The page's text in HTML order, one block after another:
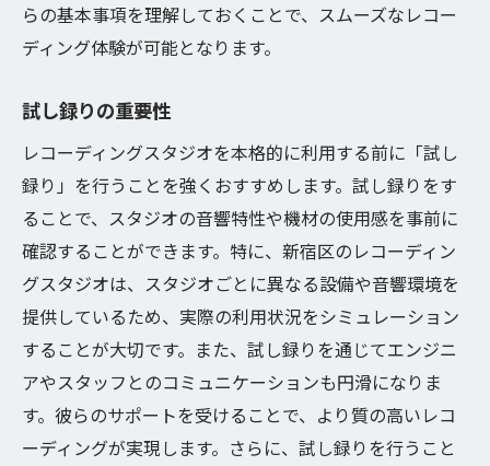
らの基本事項を理解しておくことで、スムーズなレコー
ディング体験が可能となります。
試し録りの重要性
レコーディングスタジオを本格的に利用する前に「試し
録り」を行うことを強くおすすめします。試し録りをす
ることで、スタジオの音響特性や機材の使用感を事前に
確認することができます。特に、新宿区のレコーディン
グスタジオは、スタジオごとに異なる設備や音響環境を
提供しているため、実際の利用状況をシミュレーション
することが大切です。また、試し録りを通じてエンジニ
アやスタッフとのコミュニケーションも円滑になりま
す。彼らのサポートを受けることで、より質の高いレコ
ーディングが実現します。さらに、試し録りを行うこと